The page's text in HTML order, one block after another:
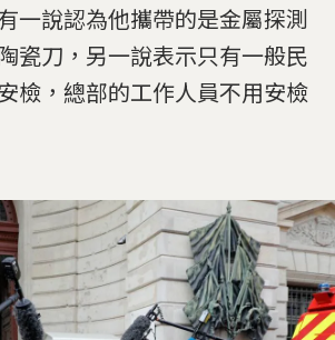
一說認為他攜帶的是金屬探測
瓷刀，另一說表示只有一般民
檢，總部的工作人員不用安檢